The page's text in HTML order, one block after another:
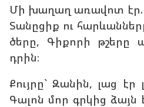
Մի խաղաղ առավոտ էր.
Տանըցիք ու
ծերը, Գիքորի թշերը
դրին։
Քույրը` Զանին, լաց էր
Գալոն մոր գրկից ձայն